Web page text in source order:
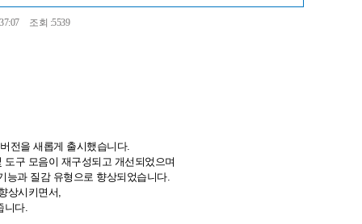
조회 :5539
전을 새롭게 출시했습니다.
구 모음이 재구성되고 개선되었으며
능과 질감 유형으로 향상되었습니다.
상시키면서,
니다.